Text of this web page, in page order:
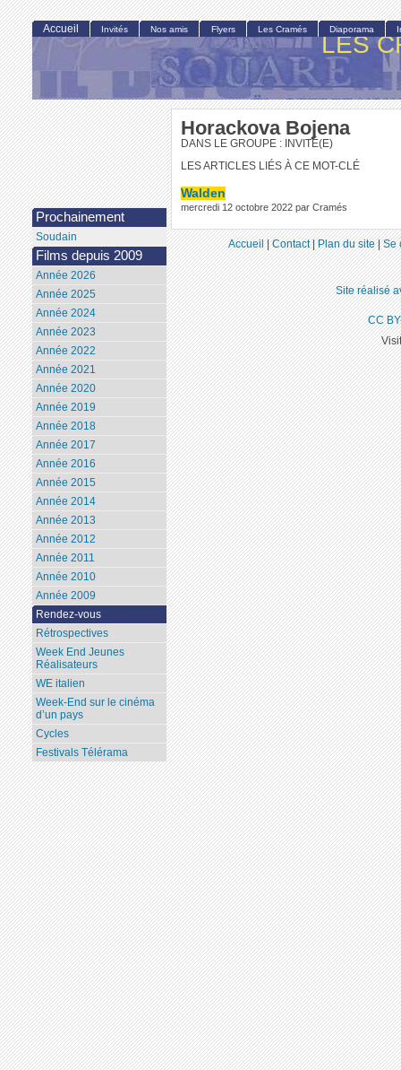
LES
Horackova Bojena
DANS LE GROUPE : INVITÉ(E)
LES ARTICLES LIÉS À CE MOT-CLÉ
Walden
mercredi 12 octobre 2022 par Cramés
Accueil Invités Nos amis Flyers Les Cramés Diaporama
Prochainement
Soudain
Films depuis 2009
Année 2026
Année 2025
Année 2024
Année 2023
Année 2022
Année 2021
Année 2020
Année 2019
Année 2018
Année 2017
Année 2016
Année 2015
Année 2014
Année 2013
Année 2012
Année 2011
Année 2010
Année 2009
Rendez-vous
Rétrospectives
Week End Jeunes
Réalisateurs
WE italien
Week-End sur le cinéma
d’un pays
Cycles
Festivals Télérama
Accueil|Contact|Plan du site|Se
Site réalisé
CC